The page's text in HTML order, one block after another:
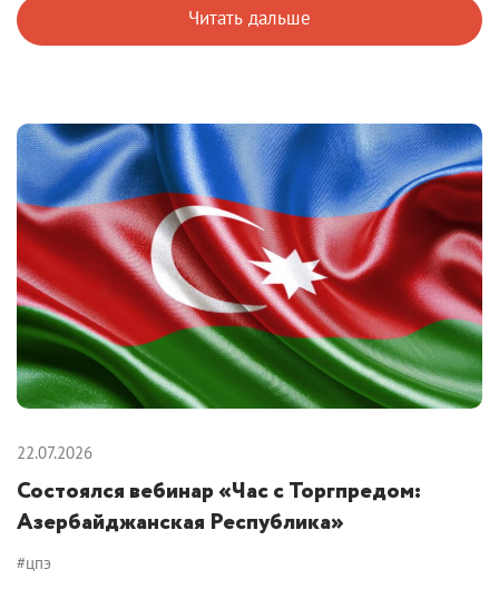
Читать дальше
22.07.2026
Состоялся вебинар «Час с Торгпредом:
Азербайджанская Республика»
#цпэ